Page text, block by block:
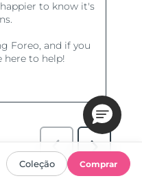
Coleção Comprar